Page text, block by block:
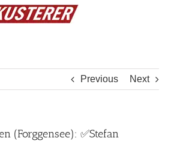
Previous Next
(Forggensee): ✅Stefan